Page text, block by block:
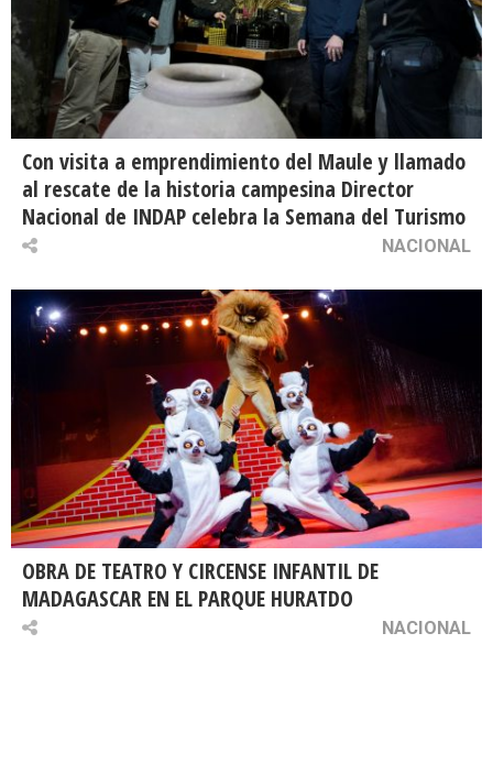
Con visita a emprendimiento del Maule y llamado
al rescate de la historia campesina Director
Nacional de INDAP celebra la Semana del Turismo
NACIONAL
OBRA DE TEATRO Y CIRCENSE INFANTIL DE
MADAGASCAR EN EL PARQUE HURATDO
NACIONAL